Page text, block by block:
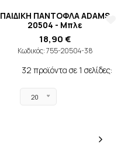
ΠΑΙΔΙΚΗ ΠΑΝΤΟΦΛΑ ADAMS
20504 - Μπλε
18,90 €
Κωδικός: 755-20504-38
32 προϊόντα σε 1 σελίδες:
20